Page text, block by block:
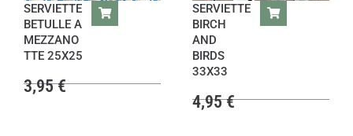
SERVIETTE
BETULLE A
MEZZANO
TTE 25X25
3,95€
SERVIETTE
BIRCH
AND
BIRDS
33X33
4,95€